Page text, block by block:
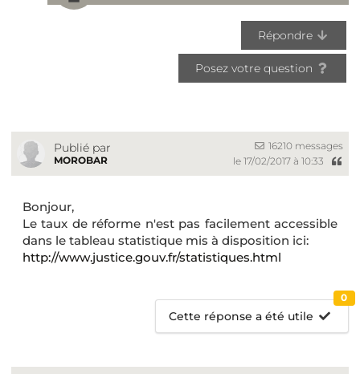
Répondre
Posez votre question
Publié par
MOROBAR
16210 messages
le 17/02/2017 à 10:33
Bonjour,
Le taux de réforme n'est pas facilement accessible
dans le tableau statistique mis à disposition ici:
http://www.justice.gouv.fr/statistiques.html
Cette réponse a été utile
0